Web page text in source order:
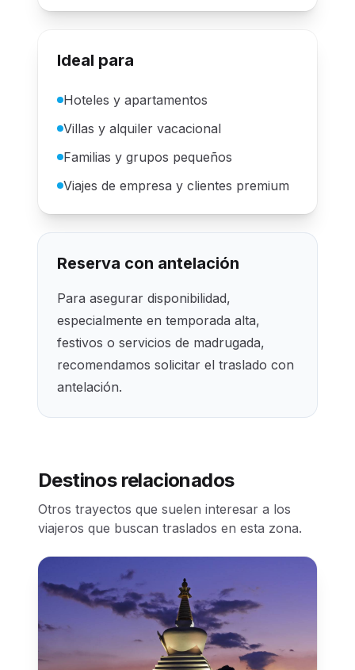
Ideal para
Hoteles y apartamentos
Villas y alquiler vacacional
Familias y grupos pequeños
Viajes de empresa y clientes premium
Reserva con antelación
Para asegurar disponibilidad,
especialmente en temporada alta,
festivos o servicios de madrugada,
recomendamos solicitar el traslado con
antelación.
Destinos relacionados
Otros trayectos que suelen interesar a los
viajeros que buscan traslados en esta zona.